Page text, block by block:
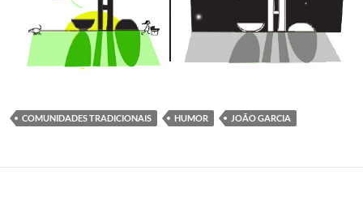
COMUNIDADES TRADICIONAIS HUMOR JOÃO GARCIA